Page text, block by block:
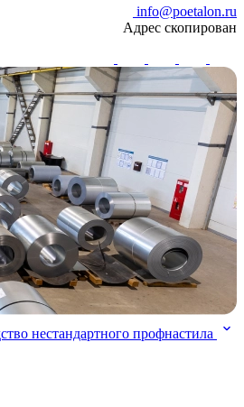
info@poetalon.ru
Адрес скопирован
нестандартного профнастила